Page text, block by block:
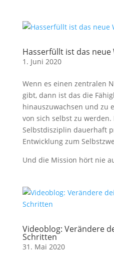
Hasserfüllt ist das neue
1. Juni 2020
Wenn es einen zentralen
gibt, dann ist das die
hinauszuwachsen und zu
von sich selbst zu
Selbstdisziplin dauerhaft
Entwicklung zum
Und die Mission hört nie
Videoblog: Verändere
Schritten
31. Mai 2020